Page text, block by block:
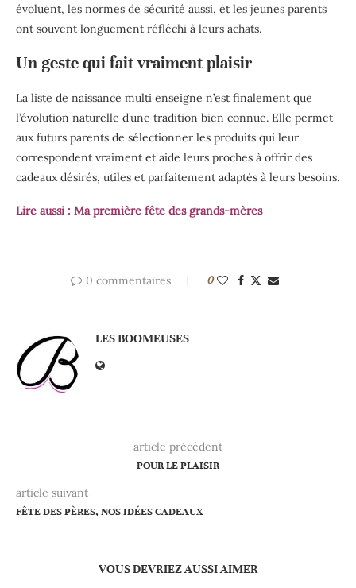
évoluent, les normes de sécurité aussi, et les jeunes parents
ont souvent longuement réfléchi à leurs achats.
Un geste qui fait vraiment plaisir
La liste de naissance multi enseigne n’est finalement que
l’évolution naturelle d’une tradition bien connue. Elle permet
aux futurs parents de sélectionner les produits qui leur
correspondent vraiment et aide leurs proches à offrir des
cadeaux désirés, utiles et parfaitement adaptés à leurs besoins.
Lire aussi : Ma première fête des grands-mères
0 commentaires 0
LES BOOMEUSES
article précédent
POUR LE PLAISIR
article suivant
FÊTE DES PÈRES, NOS IDÉES CADEAUX
VOUS DEVRIEZ AUSSI AIMER